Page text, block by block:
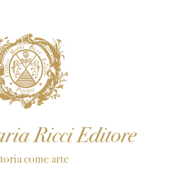
Ricci Editore
come arte